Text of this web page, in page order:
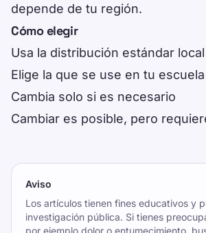
depende de tu región.
Cómo elegir
Usa la distribución estándar local
Elige la que se use en tu
Cambia solo si es necesario
Cambiar es posible, pero
Aviso
Los artículos tienen fines educativos y
investigación pública. Si tienes
por ejemplo dolor o entumecimiento,